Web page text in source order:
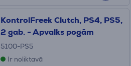
KontrolFreek Clutch, PS4, PS5,
2 gab. - Apvalks pogām
5100-PS5
Ir noliktavā